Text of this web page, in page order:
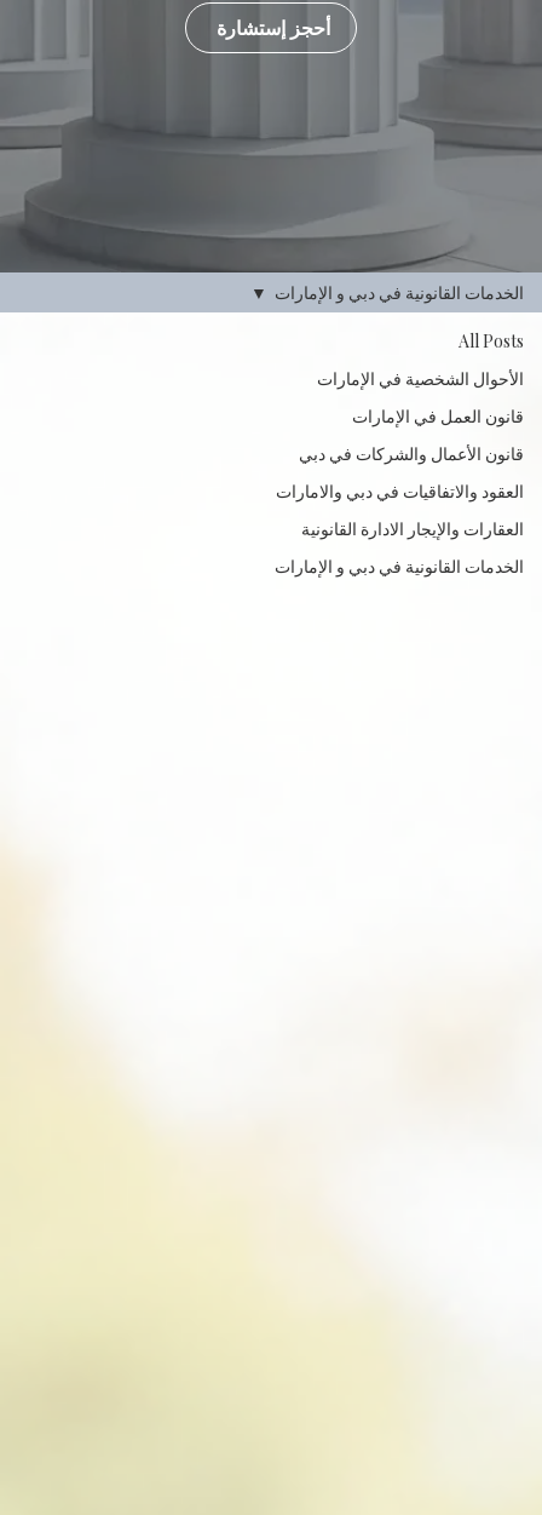
أحجز إستشارة
All Posts
الأحوال الشخصية في الإمارات
قانون العمل في الإمارات
قانون الأعمال والشركات في دبي
العقود والاتفاقيات في دبي والامارات
العقارات والإيجار الادارة القانونية
الخدمات القانونية في دبي و الإمارات
الخدمات القانونية في دبي و الإمارات